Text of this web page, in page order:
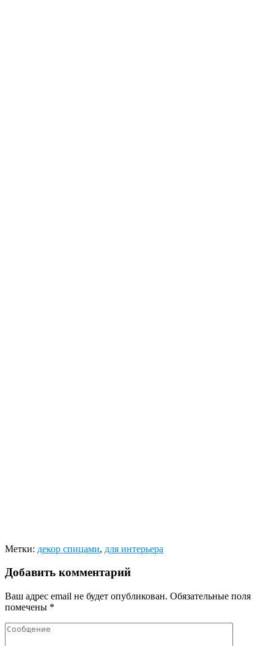
Метки: декор спицами, для интерьера
Добавить комментарий
Ваш адрес email не будет опубликован. Обязательные поля
помечены *